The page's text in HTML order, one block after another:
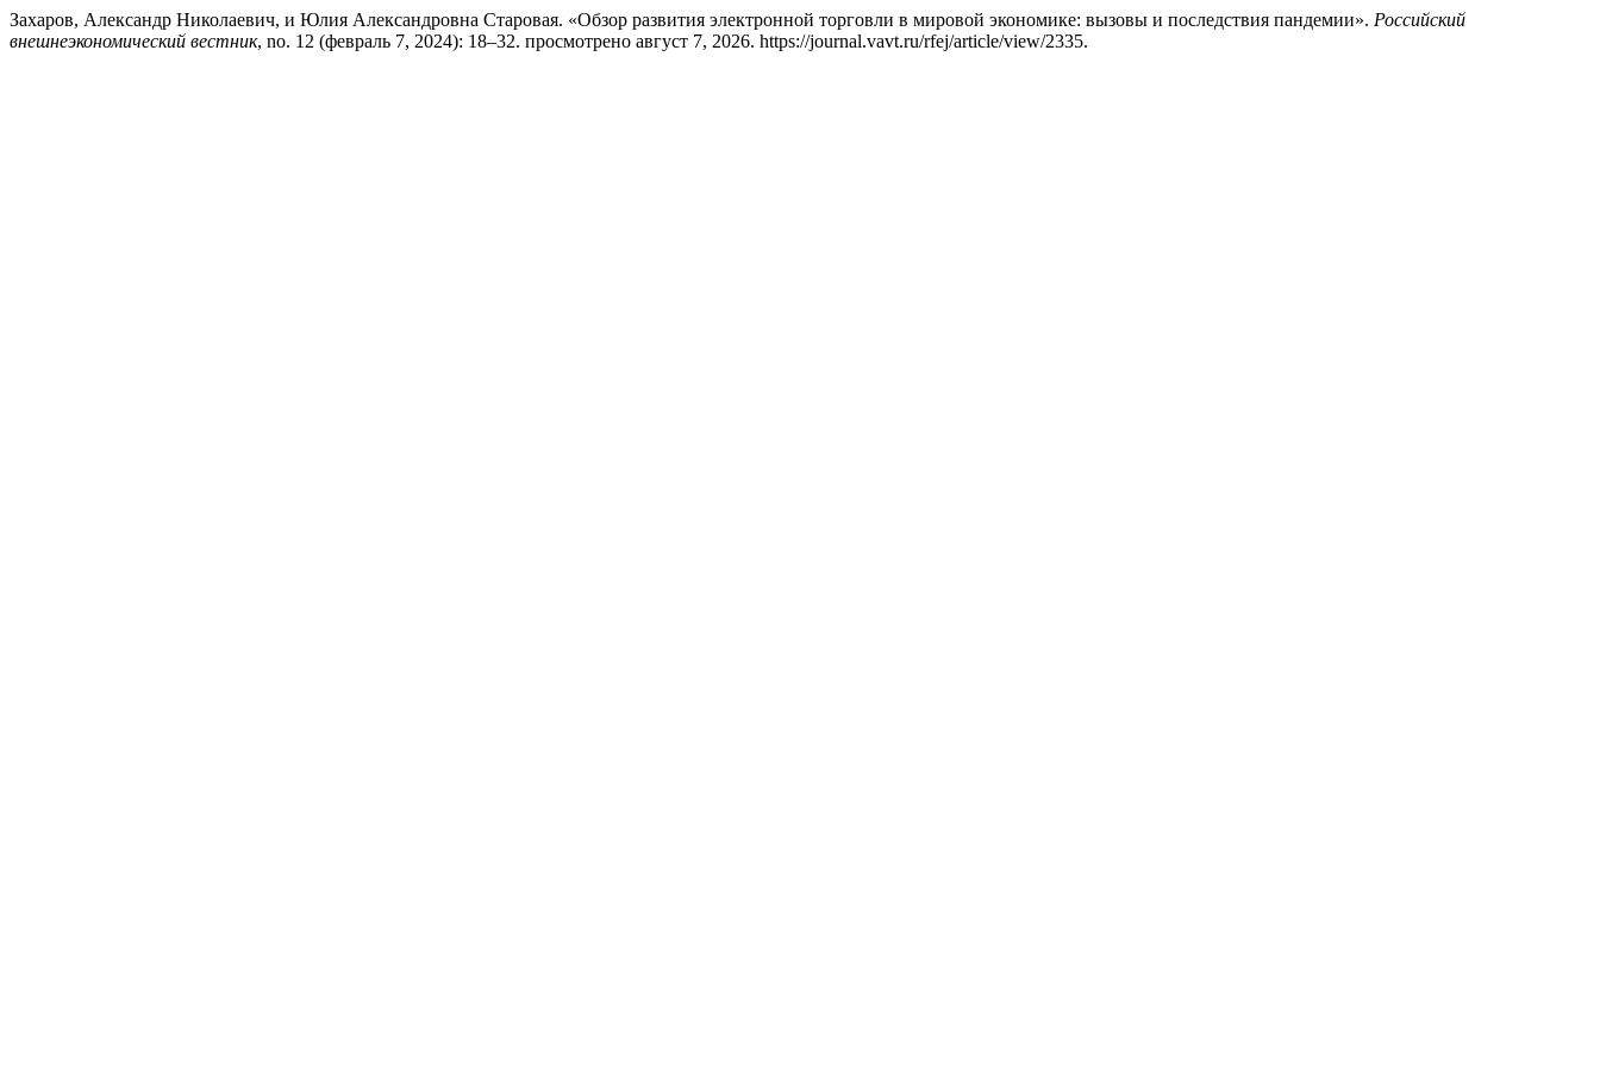
Захаров, Александр Николаевич, и Юлия Александровна Старовая. «Обзор развития электронной торговли в мировой экономике: вызовы и последствия пандемии». Российский
внешнеэкономический вестник, no. 12 (февраль 7, 2024): 18–32. просмотрено август 7, 2026. https://journal.vavt.ru/rfej/article/view/2335.